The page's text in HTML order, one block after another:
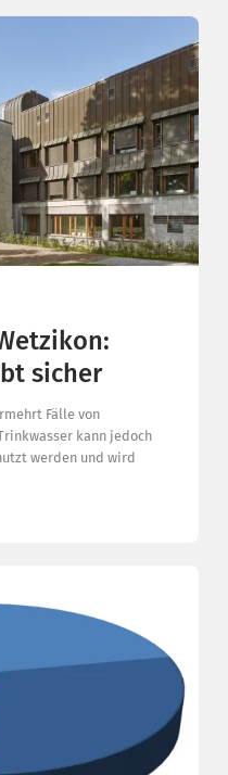
sicher
Fälle von
kann jedoch
werden und wird